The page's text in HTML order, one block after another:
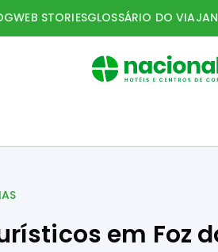
WEB STORIESGLOSSÁRIO DO
em Foz